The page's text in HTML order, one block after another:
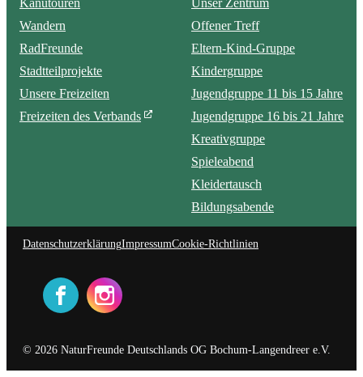
Wandern
RadFreunde
Stadtteilprojekte
Unsere Freizeiten
Freizeiten des Verbands
Offener Treff
Eltern-Kind-Gruppe
Kindergruppe
Jugendgruppe 11 bis 15 Jahre
Jugendgruppe 16 bis 21 Jahre
Kreativgruppe
Spieleabend
Kleidertausch
Bildungsabende
DatenschutzerklärungImpressumCookie-Richtlinien
© 2026 NaturFreunde Deutschlands OG Bochum-Langendreer e.V.